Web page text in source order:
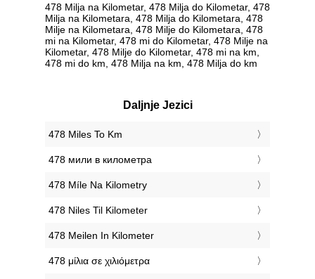
478 Milja na Kilometar, 478 Milja do Kilometar, 478
Milja na Kilometara, 478 Milja do Kilometara, 478
Milje na Kilometara, 478 Milje do Kilometara, 478
mi na Kilometar, 478 mi do Kilometar, 478 Milje na
Kilometar, 478 Milje do Kilometar, 478 mi na km,
478 mi do km, 478 Milja na km, 478 Milja do km
Daljnje Jezici
‎478 Miles To Km
‎478 мили в километра
‎478 Míle Na Kilometry
‎478 Niles Til Kilometer
‎478 Meilen In Kilometer
‎478 μίλια σε χιλιόμετρα